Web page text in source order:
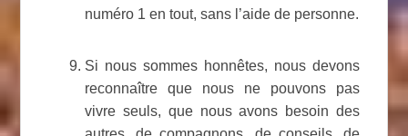
numéro 1 en tout, sans l’aide de personne.
Si nous sommes honnêtes, nous devons
reconnaître que nous ne pouvons pas
vivre seuls, que nous avons besoin des